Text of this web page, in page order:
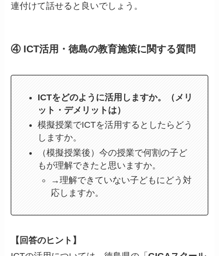
連付けて話せると良いでしょう。
④ ICT活用・徳島の教育施策に関する質問
ICTをどのように活用しますか。（メリ
ット・デメリットは）
模擬授業でICTを活用するとしたらどう
しますか。
（模擬授業後）今の授業で何割の子ど
もが理解できたと思いますか。
→理解できていない子どもにどう対
応しますか。
【回答のヒント】